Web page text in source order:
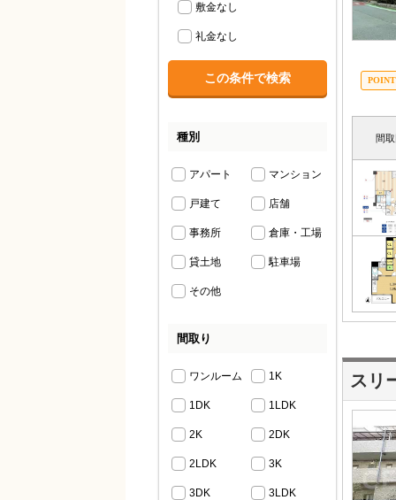
間
スリ
敷金なし
礼金なし
種別
アパート マンション
戸建て 店舗
事務所 倉庫・工場
貸土地 駐車場
その他
間取り
ワンルーム 1K
1DK 1LDK
2K 2DK
2LDK 3K
3DK 3LDK